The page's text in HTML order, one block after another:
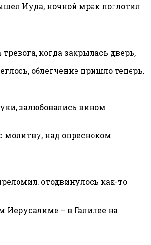
Иуда, ночной мрак поглотил
когда закрылась дверь,
облегчение пришло теперь.
залюбовались вином
молитву, над опресноком
отодвинулось как-то
Иерусалиме – в Галилее на